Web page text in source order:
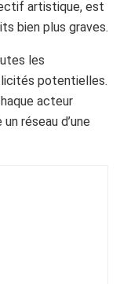
artistique, est
bien plus graves.
les
potentielles.
acteur
réseau d’une